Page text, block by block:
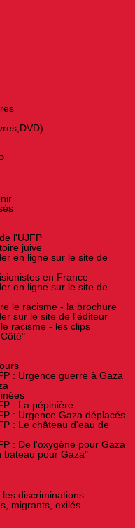
l'UJFP
juive
en ligne sur le site de
en France
en ligne sur le site de
le racisme - la brochure
sur le site de l'éditeur
racisme - les clips
: Urgence guerre à Gaza
: La pépinière
: Urgence Gaza déplacés
: Le château d'eau de
: De l'oxygène pour Gaza
bateau pour Gaza"
discriminations
migrants, exilés